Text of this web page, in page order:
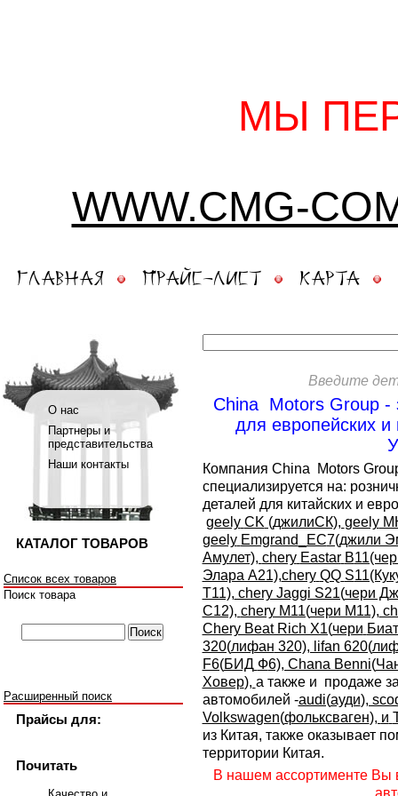
МЫ
WWW.CMG-
Главная Прайс-лист Карта
О нас
Партнеры и
представительства
Наши контакты
КАТАЛОГ ТОВАРОВ
Список всех товаров
Поиск товара
Расширенный поиск
Прайсы для:
Почитать
Введите
China Motors Group -
для европейских и
Компания China Motors
специализируется на:
деталей для китайских и
geely CK (джилиСК), geely
geely Emgrand EC7(джили
Амулет), chery Eastar B
Элара А21),chery QQ S
Т11), chery Jaggi S21(чери
С12), chery M11(чери М11),
Chery Beat Rich X1(чери Биат
320(лифан 320), lifan 620(
F6(БИД Ф6), Chana Benni(
Ховер), а также и продаже
автомобилей -audi(ауди),
Volkswagen(фольксваген), и
из Китая, также оказывает
территории Китая.
В нашем ассортименте Вы